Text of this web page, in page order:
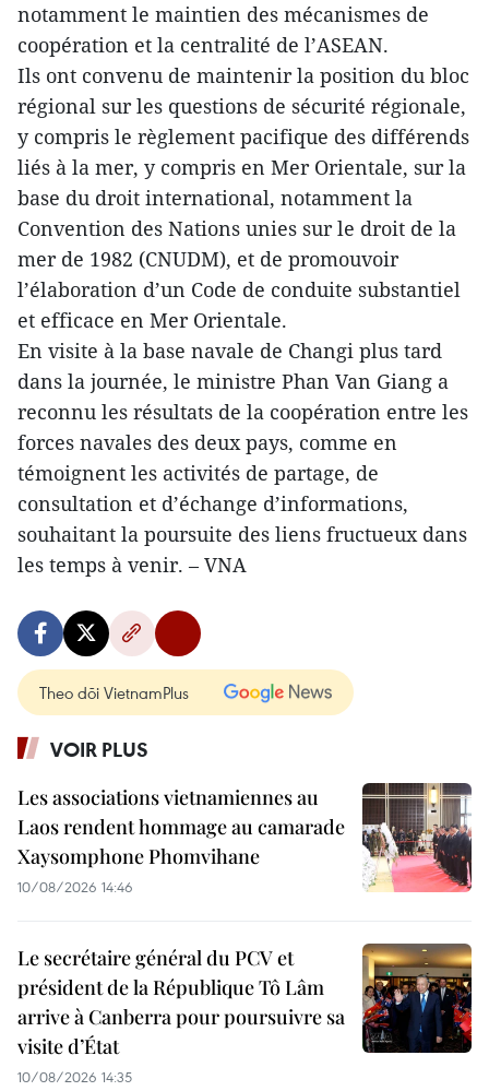
notamment le maintien des mécanismes de
coopération et la centralité de l’ASEAN.
Ils ont convenu de maintenir la position du bloc
régional sur les questions de sécurité régionale,
y compris le règlement pacifique des différends
liés à la mer, y compris en Mer Orientale, sur la
base du droit international, notamment la
Convention des Nations unies sur le droit de la
mer de 1982 (CNUDM), et de promouvoir
l’élaboration d’un Code de conduite substantiel
et efficace en Mer Orientale.
En visite à la base navale de Changi plus tard
dans la journée, le ministre Phan Van Giang a
reconnu les résultats de la coopération entre les
forces navales des deux pays, comme en
témoignent les activités de partage, de
consultation et d’échange d’informations,
souhaitant la poursuite des liens fructueux dans
les temps à venir. – VNA
Theo dõi VietnamPlus
VOIR PLUS
Les associations vietnamiennes au
Laos rendent hommage au camarade
Xaysomphone Phomvihane
10/08/2026 14:46
Le secrétaire général du PCV et
président de la République Tô Lâm
arrive à Canberra pour poursuivre sa
visite d’État
10/08/2026 14:35